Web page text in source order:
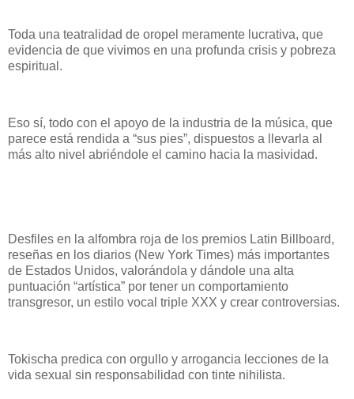
Toda una teatralidad de oropel meramente lucrativa, que
evidencia de que vivimos en una profunda crisis y pobreza
espiritual.
Eso sí, todo con el apoyo de la industria de la música, que
parece está rendida a “sus pies”, dispuestos a llevarla al
más alto nivel abriéndole el camino hacia la masividad.
Desfiles en la alfombra roja de los premios Latin Billboard,
reseñas en los diarios (New York Times) más importantes
de Estados Unidos, valorándola y dándole una alta
puntuación “artística” por tener un comportamiento
transgresor, un estilo vocal triple XXX y crear controversias.
Tokischa predica con orgullo y arrogancia lecciones de la
vida sexual sin responsabilidad con tinte nihilista.